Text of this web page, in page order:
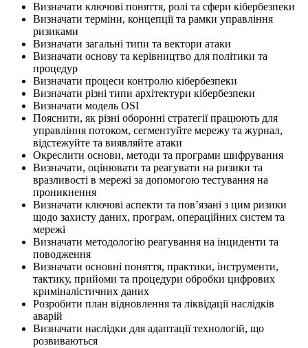
Визначати ключові поняття, ролі та сфери кібербезпеки
Визначати терміни, концепції та рамки управління
ризиками
Визначати загальні типи та вектори атаки
Визначати основу та керівництво для політики та
процедур
Визначати процеси контролю кібербезпеки
Визначати різні типи архітектури кібербезпеки
Визначати модель OSI
Пояснити, як різні оборонні стратегії працюють для
управління потоком, сегментуйте мережу та журнал,
відстежуйте та виявляйте атаки
Окреслити основи, методи та програми шифрування
Визначати, оцінювати та реагувати на ризики та
вразливості в мережі за допомогою тестування на
проникнення
Визначати ключові аспекти та пов’язані з цим ризики
щодо захисту даних, програм, операційних систем та
мережі
Визначати методологію реагування на інциденти та
поводження
Визначати основні поняття, практики, інструменти,
тактику, прийоми та процедури обробки цифрових
криміналістичних даних
Розробити план відновлення та ліквідації наслідків
аварій
Визначати наслідки для адаптації технологій, що
розвиваються